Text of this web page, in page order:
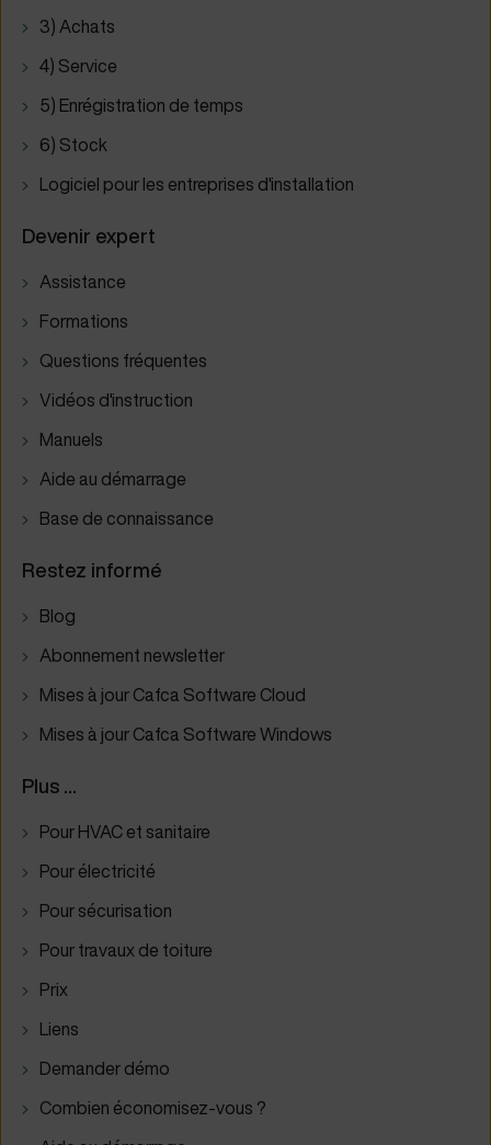
3) Achats
4) Service
5) Enrégistration de temps
6) Stock
Logiciel pour les entreprises d'installation
Devenir expert
Assistance
Formations
Questions fréquentes
Vidéos d'instruction
Manuels
Aide au démarrage
Base de connaissance
Restez informé
Blog
Abonnement newsletter
Mises à jour Cafca Software Cloud
Mises à jour Cafca Software Windows
Plus ...
Pour HVAC et sanitaire
Pour électricité
Pour sécurisation
Pour travaux de toiture
Prix
Liens
Demander démo
Combien économisez-vous ?